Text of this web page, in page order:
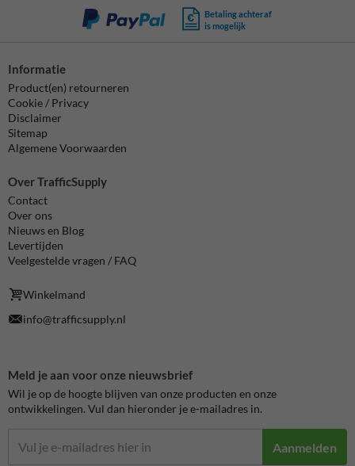
Betaling achteraf
is mogelijk
Informatie
Product(en) retourneren
Cookie / Privacy
Disclaimer
Sitemap
Algemene Voorwaarden
Over TrafficSupply
Contact
Over ons
Nieuws en Blog
Levertijden
Veelgestelde vragen / FAQ
Winkelmand
info@trafficsupply.nl
Meld je aan voor onze nieuwsbrief
Wil je op de hoogte blijven van onze producten en onze
ontwikkelingen. Vul dan hieronder je e-mailadres in.
Aanmelden